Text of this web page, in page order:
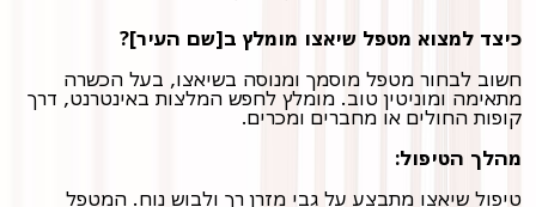
כיצד למצוא מטפל שיאצו מומלץ ב[שם העיר]?
קופות החולים או מחברים ומכרים.
מהלך הטיפול: